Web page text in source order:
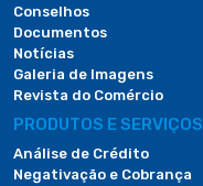
Conselhos
Documentos
Notícias
Galeria de Imagens
Revista do Comércio
PRODUTOS E SERVIÇOS
Análise de Crédito
Negativação e Cobrança